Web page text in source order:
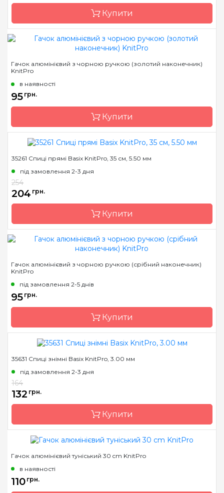
Тип гачка
односторонній
Купити
Країна виробник
Тип спиць
Матеріал
Довжина
100 см
Гачок алюмінієвий з чорною ручкою (золотий наконечник)
KnitPro
в наявності
95 грн.
Купити
Бренд
Країна виробник
Матеріал
Тип гачка
односторонній
35261 Спиці прямі Basix KnitPro, 35 см, 5.50 мм
під замовлення 2-3 дня
254
204 грн.
Купити
Країна виробник
Тип спиць
Матеріал
Довжина
35 см
Гачок алюмінієвий з чорною ручкою (срібний наконечник)
KnitPro
під замовлення 2-5 днів
95 грн.
Купити
Бренд
Країна виробник
Матеріал
Тип гачка
односторонній
35631 Спиці знімні Basix KnitPro, 3.00 мм
під замовлення 2-3 дня
164
132 грн.
Купити
Бренд
Країна виробник
Тип спиць
Гачок алюмінієвий туніський 30 cm KnitPro
в наявності
110 грн.